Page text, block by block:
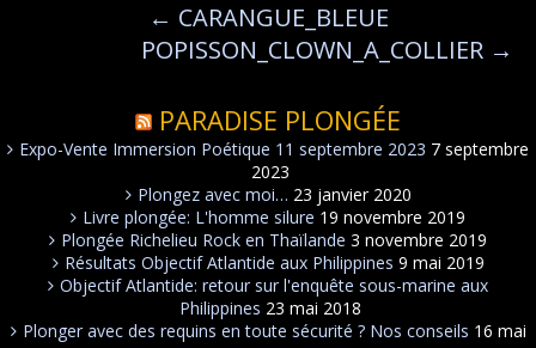
← CARANGUE_BLEUE
POPISSON_CLOWN_A_COLLIER →
PARADISE PLONGÉE
Expo-Vente Immersion Poétique 11 septembre 2023 7 septembre
2023
Plongez avec moi… 23 janvier 2020
Livre plongée: L'homme silure 19 novembre 2019
Plongée Richelieu Rock en Thaïlande 3 novembre 2019
Résultats Objectif Atlantide aux Philippines 9 mai 2019
Objectif Atlantide: retour sur l'enquête sous-marine aux
Philippines 23 mai 2018
Plonger avec des requins en toute sécurité ? Nos conseils 16 mai